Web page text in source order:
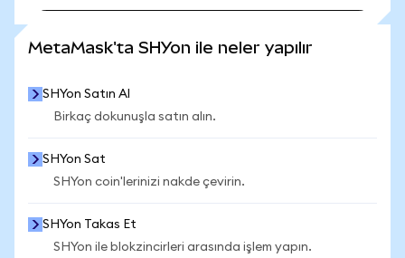
MetaMask'ta SHYon ile neler yapılır
SHYon Satın Al
Birkaç dokunuşla satın alın.
SHYon Sat
SHYon coin'lerinizi nakde çevirin.
SHYon Takas Et
SHYon ile blokzincirleri arasında işlem yapın.